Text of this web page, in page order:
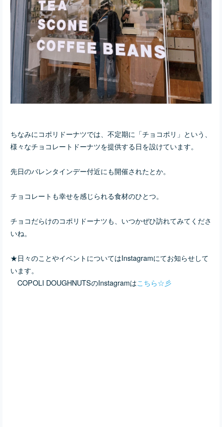
ちなみにコポリドーナツでは、不定期に「チョコポリ」という、
様々なチョコレートドーナツを提供する日を設けています。
先日のバレンタインデー付近にも開催されたとか。
チョコレートも幸せを感じられる食材のひとつ。
チョコだらけのコポリドーナツも、いつかぜひ訪れてみてくださ
いね。
★日々のことやイベントについてはInstagramにてお知らせして
います。
COPOLI DOUGHNUTSのInstagramはこちら☆彡